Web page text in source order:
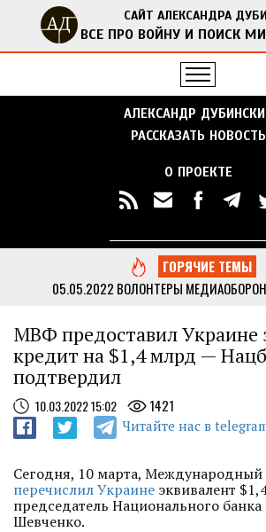
САЙТ АЛЕКСАНДРА
ВСЕ ПРО ВОЙНУ И ПОИСК
АЛЕКСАНДР
РАССКАЗАТЬ НОВОСТЬ
О ПРОЕКТЕ
Форма поискаГОРЯЧИЕ ТЕМЫ
05.05.2022 ВОЛОНТЕРЫ
ОБЛАСТИ
13.05.2022ДУБИНСКИЙ ВМЕСТЕ С
ПРИВЕЗ ГУМАНИТАРНУЮ ПОМОЩЬ В
05.05.2022МЕДИАОБОРОНА ПЕРЕДАЛА В
ГУМАНИТАРНОЙ ПОМОЩИ ИЗ
11.05.2022МЕДИАОБОРОНА ДОСТАВИЛА
СЕЛА БУЧАНСКОГО РАЙОНА
ФРОНТА И РАЗЫСКИВАЕТ ЕЩЕ ОДИН
ВОИНОВ...
МВФ предоставил Украине
кредит на $1,4 млрд —
подтвердил
10.03.2022 15:02 1421
Читайте нас в
Сегодня, 10 марта,
перечислил Украине эквивалент
председатель Национального
Шевченко.